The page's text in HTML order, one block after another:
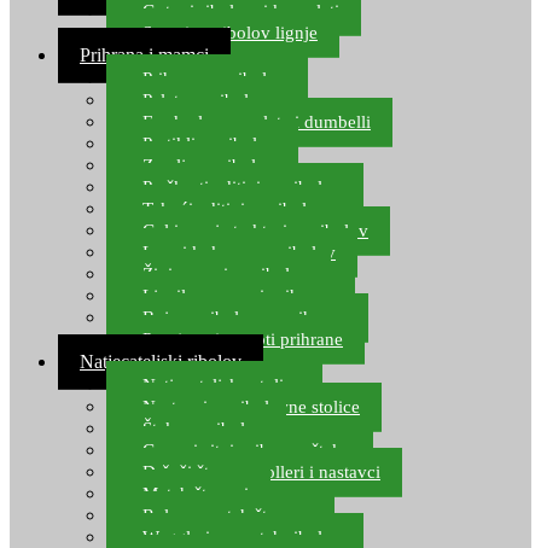
Gotovi ribolovni kompleti
Setovi za ribolov lignje
Prihrana i mamci
Prihrana za ribolov
Pelete za ribolov
Feeder lovne pelete i dumbelli
Partikli za ribolov
Zemlja za ribolov
Praškasti aditivi za ribolov
Tekući aditivi za ribolov
Gel i sprej atraktori za ribolov
Lovni kukuruz za ribolov
Živi mamci za ribolov
Ljepilo za crve i prihranu
Boje za ribolovnu prihranu
Provjereni recepti prihrane
Natjecateljski ribolov
Natjecateljske stolice
Nastavci za ribolovne stolice
Šteke za ribolov
Gume i sitni pribor za šteku
Držači štapova rolleri i nastavci
Match štapovi
Role za match štapove
Waggleri za match ribolov